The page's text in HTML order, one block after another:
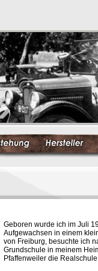
Geboren wurde ich im Juli
Aufgewachsen in einem
von Freiburg, besuchte ich
Grundschule in meinem
Pfaffenweiler die